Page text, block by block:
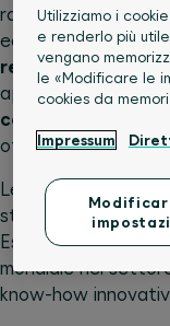
rapidamente
ed è oggi presente
regioni linguistiche.
apprezzata per la
completo
offre qualità a
Le importanti pietre
state le acquisizioni
EssilorLuxottica nel
mondiale nel
know-how
Utilizziamo i
e renderlo più
vengano
le «Modificare le
cookies da
Impressum